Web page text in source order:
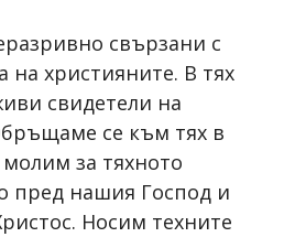
свързани с
на християните. В тях
свидетели на
се към тях в
за тяхното
пред нашия Господ и
Носим техните